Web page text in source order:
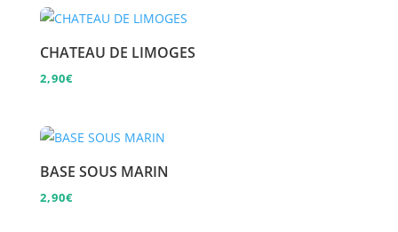
CHATEAU DE LIMOGES
2,90€
BASE SOUS MARIN
2,90€